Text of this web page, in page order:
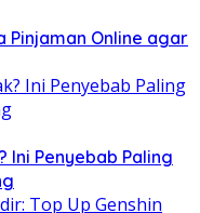
Pinjaman Online agar
Ini Penyebab Paling